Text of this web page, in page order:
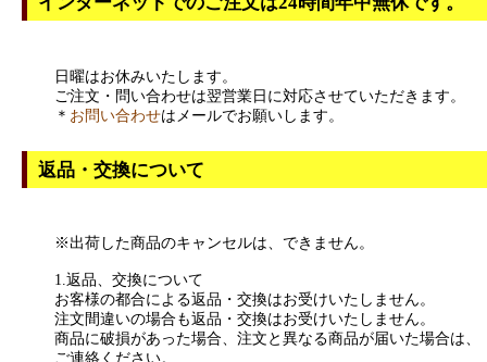
日曜はお休みいたします。
ご注文・問い合わせは翌営業日に対応させていただきます。
＊ お問い合わせはメールでお願いします。
返品・交換について
※出荷した商品のキャンセルは、できません。
1.返品、交換について
お客様の都合による返品・交換はお受けいたしません。
注文間違いの場合も返品・交換はお受けいたしません。
商品に破損があった場合、注文と異なる商品が届いた場合は、
ご連絡ください。